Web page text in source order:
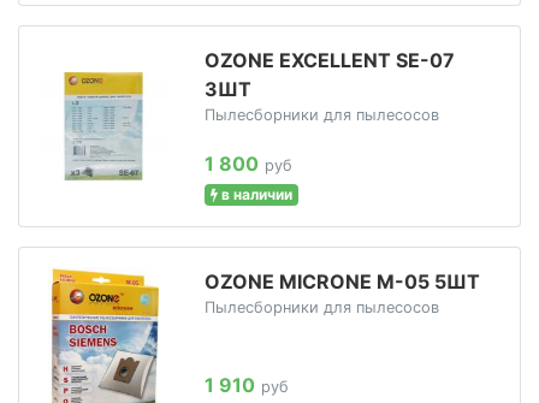
OZONE EXCELLENT SE-07
3ШТ
Пылесборники для пылесосов
1 800 руб
в наличии
OZONE MICRONE M-05 5ШТ
Пылесборники для пылесосов
1 910 руб